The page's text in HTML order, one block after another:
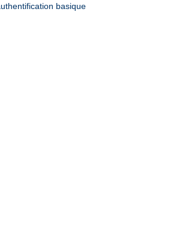
basique